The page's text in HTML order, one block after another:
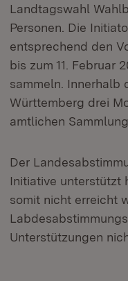
Landtagswahl
Personen. Die
entsprechend den
bis zum 11. Februar
sammeln. Innerhalb
Württemberg drei
amtlichen
Der
Initiative unterstützt
somit nicht erreicht
Unterstützungen